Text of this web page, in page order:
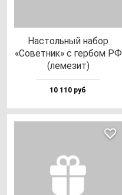
Нас­толь­ный на­бор
«Совет­ник» с гер­бом РФ
(ле­ме­зит)
10 110 руб